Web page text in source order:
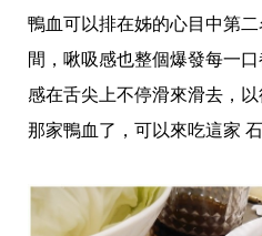
鴨血可以排在姊的心目中第
間，啾吸感也整個爆發每一
感在舌尖上不停滑來滑去，
那家鴨血了，可以來吃這家